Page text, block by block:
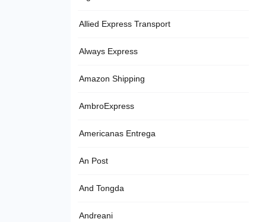
Allied Express Transport
Always Express
Amazon Shipping
AmbroExpress
Americanas Entrega
An Post
And Tongda
Andreani